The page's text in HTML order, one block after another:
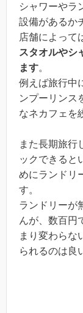
シャワーやラ
設備があるか
店舗によって
スタオルやシ
ます。
例えば旅行中
ンプーリンス
なネカフェを
また長期旅行
ックできると
めにランドリ
す。
ランドリーが
んが、数百円
まり変わらな
られるのは良